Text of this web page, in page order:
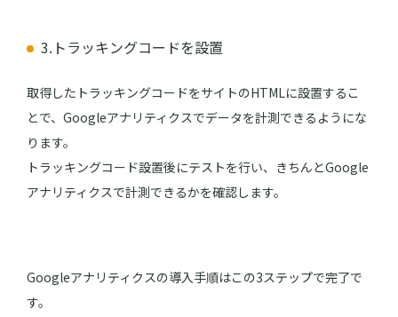
3.トラッキングコードを設置
取得したトラッキングコードをサイトのHTMLに設置するこ
とで、Googleアナリティクスでデータを計測できるようにな
ります。
トラッキングコード設置後にテストを行い、きちんとGoogle
アナリティクスで計測できるかを確認します。
Googleアナリティクスの導入手順はこの3ステップで完了で
す。